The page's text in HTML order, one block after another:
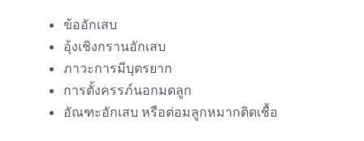
ข้ออักเสบ
อุ้งเชิงกรานอักเสบ
ภาวะการมีบุตรยาก
การตั้งครรภ์นอกมดลูก
อัณฑะอักเสบ หรือต่อมลูกหมากติดเชื้อ